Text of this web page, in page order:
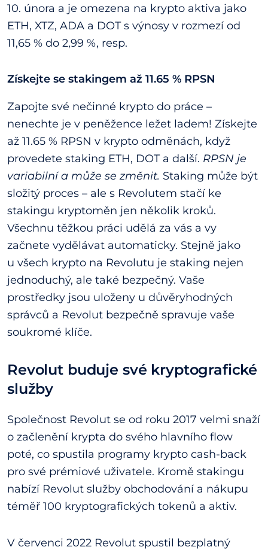
10. února a je omezena na krypto aktiva jako
ETH, XTZ, ADA a DOT s výnosy v rozmezí od
11,65 % do 2,99 %, resp.
Získejte se stakingem až 11.65 % RPSN
Zapojte své nečinné krypto do práce –
nenechte je v peněžence ležet ladem! Získejte
až 11.65 % RPSN v krypto odměnách, když
provedete staking ETH, DOT a další. RPSN je
variabilní a může se změnit. Staking může být
složitý proces – ale s Revolutem stačí ke
stakingu kryptoměn jen několik kroků.
Všechnu těžkou práci udělá za vás a vy
začnete vydělávat automaticky. Stejně jako
u všech krypto na Revolutu je staking nejen
jednoduchý, ale také bezpečný. Vaše
prostředky jsou uloženy u důvěryhodných
správců a Revolut bezpečně spravuje vaše
soukromé klíče.
Revolut buduje své kryptografické
služby
Společnost Revolut se od roku 2017 velmi snaží
o začlenění krypta do svého hlavního flow
poté, co spustila programy krypto cash-back
pro své prémiové uživatele. Kromě stakingu
nabízí Revolut služby obchodování a nákupu
téměř 100 kryptografických tokenů a aktiv.
V červenci 2022 Revolut spustil bezplatný